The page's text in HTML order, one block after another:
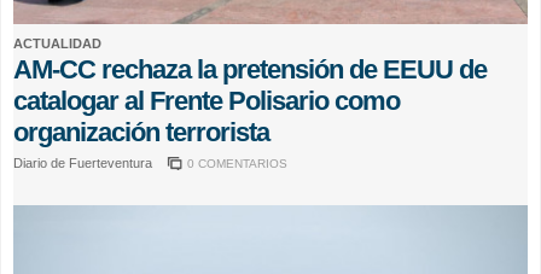
ACTUALIDAD
AM-CC rechaza la pretensión de EEUU de
catalogar al Frente Polisario como
organización terrorista
Diario de Fuerteventura 0 COMENTARIOS